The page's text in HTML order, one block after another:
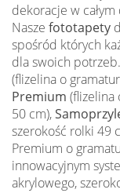
dekoracje w
Nasze fototapety
spośród których
dla swoich
(flizelina o
Premium (flizelina
50 cm),
szerokość rolki 49
Premium o
innowacyjnym
akrylowego,